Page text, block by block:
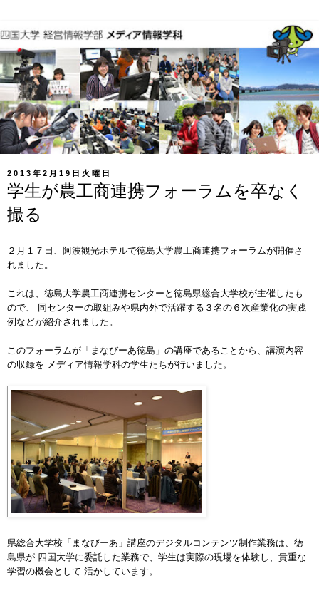
2013年2月19日火曜日
学生が農工商連携フォーラムを卒なく
撮る
２月１７日、阿波観光ホテルで徳島大学農工商連携フォーラムが開催さ
れました。
これは、徳島大学農工商連携センターと徳島県総合大学校が主催したも
ので、 同センターの取組みや県内外で活躍する３名の６次産業化の実践
例などが紹介されました。
このフォーラムが「まなびーあ徳島」の講座であることから、講演内容
の収録を メディア情報学科の学生たちが行いました。
県総合大学校「まなびーあ」講座のデジタルコンテンツ制作業務は、徳
島県が 四国大学に委託した業務で、学生は実際の現場を体験し、貴重な
学習の機会として 活かしています。